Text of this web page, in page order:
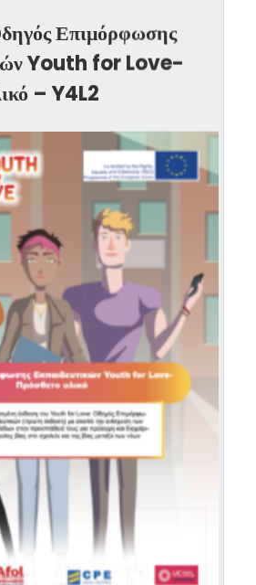
Επιμόρφωσης
Youth for Love-
– Y4L2